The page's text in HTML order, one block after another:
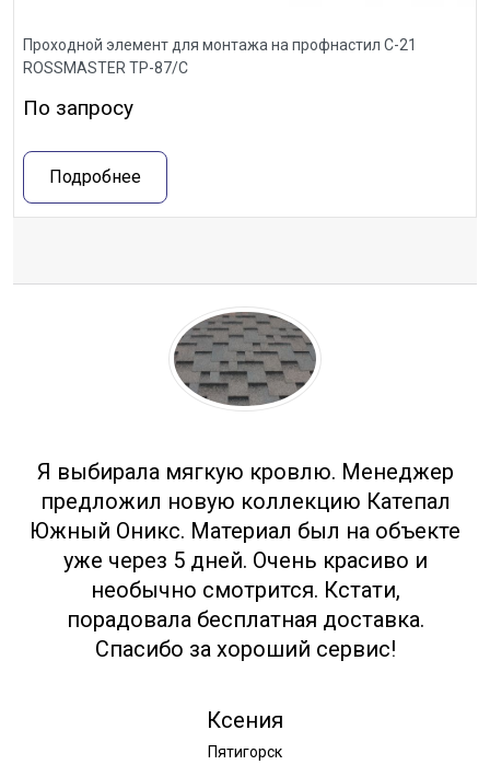
Проходной элемент для монтажа на профнастил С-21
ROSSMASTER ТР-87/С
По запросу
Подробнее
Я выбирала мягкую кровлю. Менеджер
предложил новую коллекцию Катепал
Южный Оникс. Материал был на объекте
уже через 5 дней. Очень красиво и
необычно смотрится. Кстати,
порадовала бесплатная доставка.
Спасибо за хороший сервис!
Ксения
Пятигорск